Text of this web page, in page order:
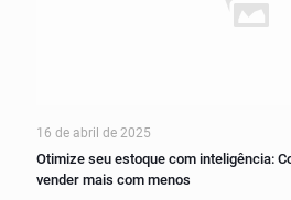
16 de abril de 2025
Otimize seu estoque com inteligência:
vender mais com menos